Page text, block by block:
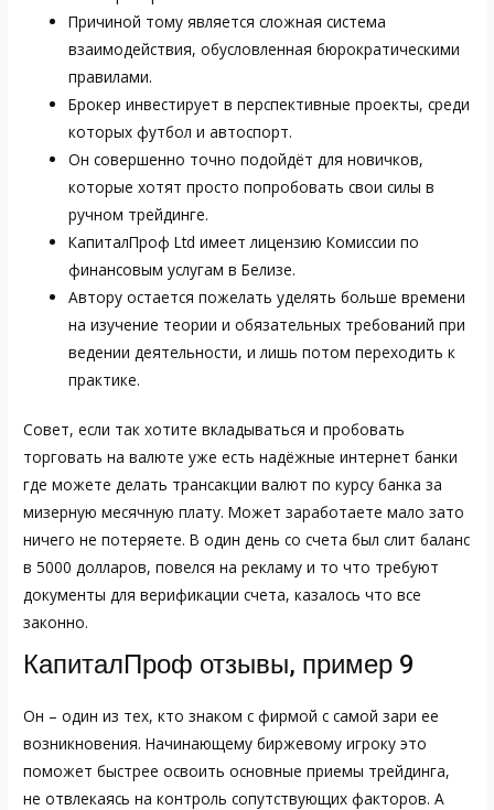
Причиной тому является сложная система
взаимодействия, обусловленная бюрократическими
правилами.
Брокер инвестирует в перспективные проекты, среди
которых футбол и автоспорт.
Он совершенно точно подойдёт для новичков,
которые хотят просто попробовать свои силы в
ручном трейдинге.
КапиталПроф Ltd имеет лицензию Комиссии по
финансовым услугам в Белизе.
Автору остается пожелать уделять больше времени
на изучение теории и обязательных требований при
ведении деятельности, и лишь потом переходить к
практике.
Совет, если так хотите вкладываться и пробовать
торговать на валюте уже есть надёжные интернет банки
где можете делать трансакции валют по курсу банка за
мизерную месячную плату. Может заработаете мало зато
ничего не потеряете. В один день со счета был слит баланс
в 5000 долларов, повелся на рекламу и то что требуют
документы для верификации счета, казалось что все
законно.
КапиталПроф отзывы, пример 9
Он – один из тех, кто знаком с фирмой с самой зари ее
возникновения. Начинающему биржевому игроку это
поможет быстрее освоить основные приемы трейдинга,
не отвлекаясь на контроль сопутствующих факторов. А